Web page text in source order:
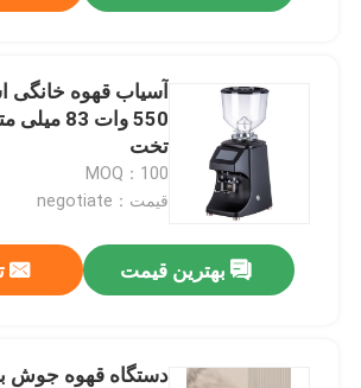
کنترل کیفیت
با ما تماس بگیرید
موارد
آسیاب قهوه خانگی
550 وات 83
تخت
MOQ：100
قیمت：negotiate
بهترین قیمت
دستگاه قهوه جوش